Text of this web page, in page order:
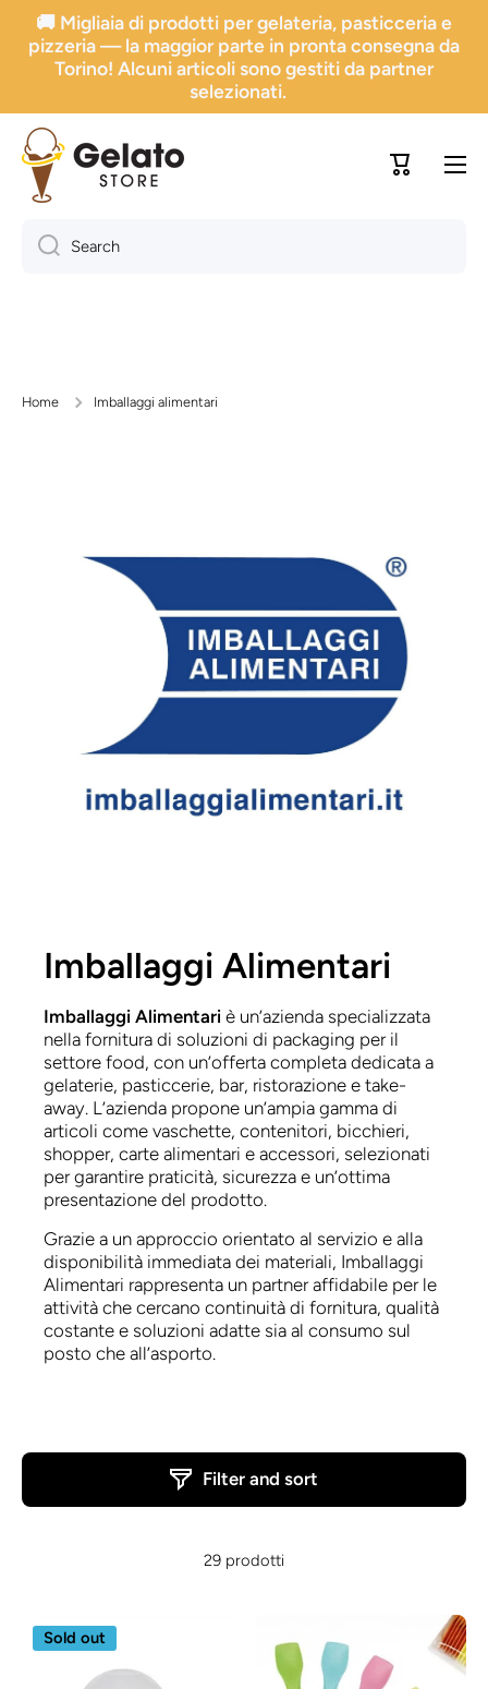
Go directly to content
🚚 Migliaia di prodotti per gelateria, pasticceria e
pizzeria — la maggior parte in pronta consegna da
Torino! Alcuni articoli sono gestiti da partner
selezionati.
Trolley
Search
Home Imballaggi alimentari
Imballaggi Alimentari
Imballaggi Alimentari è un’azienda specializzata
nella fornitura di soluzioni di packaging per il
settore food, con un’offerta completa dedicata a
gelaterie, pasticcerie, bar, ristorazione e take-
away. L’azienda propone un’ampia gamma di
articoli come vaschette, contenitori, bicchieri,
shopper, carte alimentari e accessori, selezionati
per garantire praticità, sicurezza e un’ottima
presentazione del prodotto.
Grazie a un approccio orientato al servizio e alla
disponibilità immediata dei materiali, Imballaggi
Alimentari rappresenta un partner affidabile per le
attività che cercano continuità di fornitura, qualità
costante e soluzioni adatte sia al consumo sul
posto che all’asporto.
Filter and sort
29 prodotti
Sold out